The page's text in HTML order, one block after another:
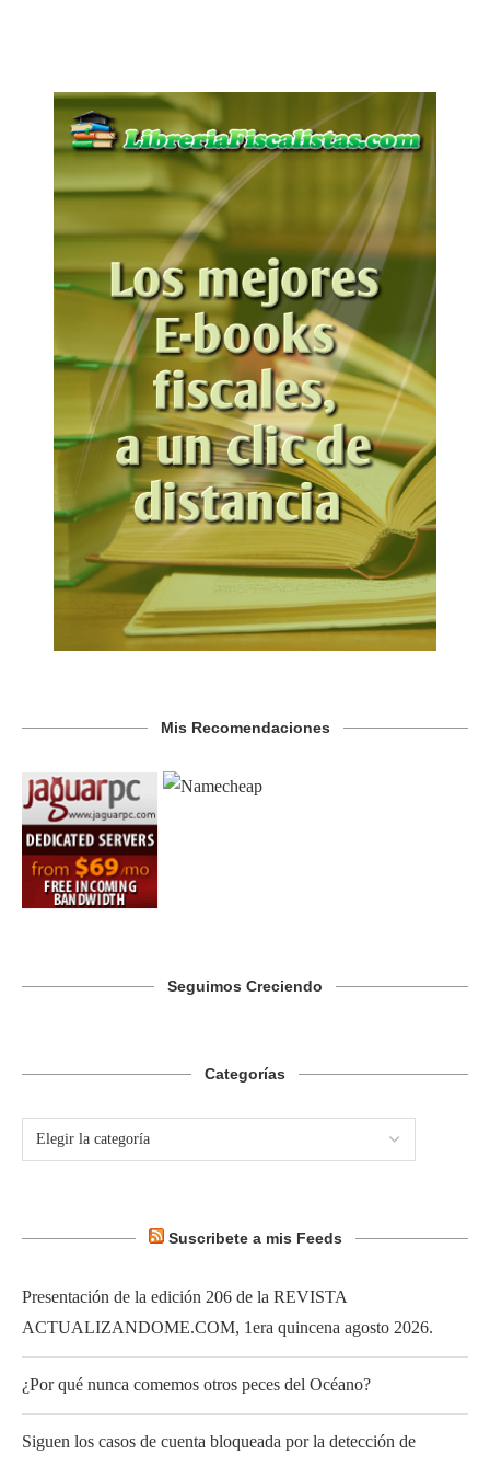
Mis Recomendaciones
Seguimos Creciendo
Categorías
Suscribete a mis Feeds
Presentación de la edición 206 de la REVISTA
ACTUALIZANDOME.COM, 1era quincena agosto 2026.
¿Por qué nunca comemos otros peces del Océano?
Siguen los casos de cuenta bloqueada por la detección de